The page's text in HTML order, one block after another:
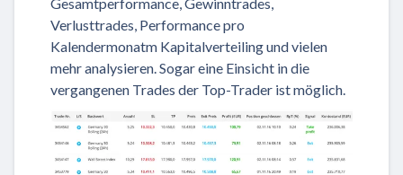
Verlusttrades, Performance pro
Kalendermonatm Kapitalverteiling und vielen
mehr analysieren. Sogar eine Einsicht in die
vergangenen Trades der Top-Trader ist möglich.